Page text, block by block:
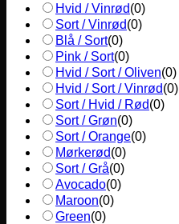
Hvid / Vinrød(0)
Sort / Vinrød(0)
Blå / Sort(0)
Pink / Sort(0)
Hvid / Sort / Oliven(0)
Hvid / Sort / Vinrød(0)
Sort / Hvid / Rød(0)
Sort / Grøn(0)
Sort / Orange(0)
Mørkerød(0)
Sort / Grå(0)
Avocado(0)
Maroon(0)
Green(0)